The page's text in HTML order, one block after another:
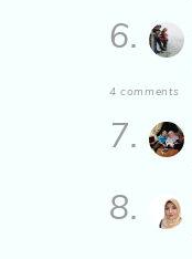
6.
4 comments
7.
8.